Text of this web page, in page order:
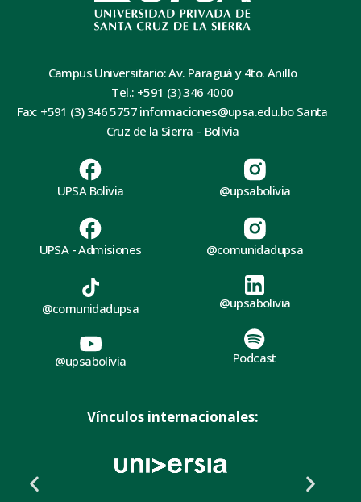
Campus Universitario: Av. Paraguá y 4to. Anillo
Tel.: +591 (3) 346 4000
Fax: +591 (3) 346 5757 informaciones@upsa.edu.bo Santa
Cruz de la Sierra – Bolivia
UPSA Bolivia
UPSA - Admisiones
@upsabolivia
@comunidadupsa
@comunidadupsa
@upsabolivia
@upsabolivia
Podcast
Vínculos internacionales: